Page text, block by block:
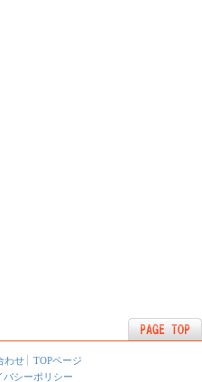
わせ
TOPページ
バシーポリシー